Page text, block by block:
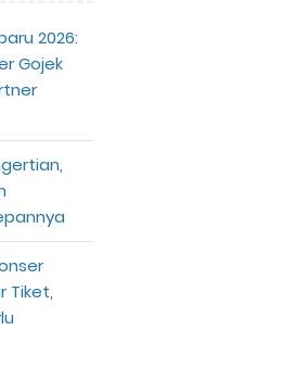
2026:
Gojek
Tiket,